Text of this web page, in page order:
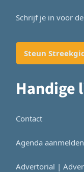
Schrijf je in voor
Steun
Handige
Contact
Agenda aanmelden
Advertorial |